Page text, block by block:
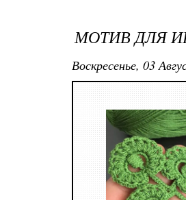
МОТИВ ДЛЯ
Воскресенье, 03